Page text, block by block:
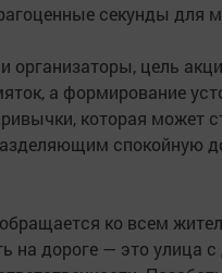
секунды для
организаторы, цель
а формирование
которая может
спокойную
ко всем
на дороге — это улица